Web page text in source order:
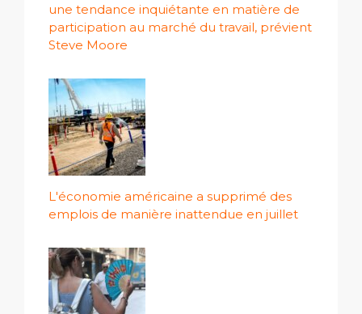
une tendance inquiétante en matière de
participation au marché du travail, prévient
Steve Moore
L'économie américaine a supprimé des
emplois de manière inattendue en juillet